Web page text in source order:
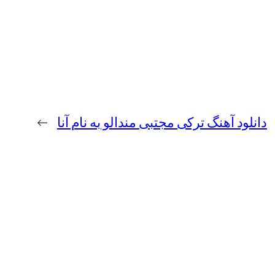
دانلود آهنگ ترکی مجتبی مندالو به نام آنا →